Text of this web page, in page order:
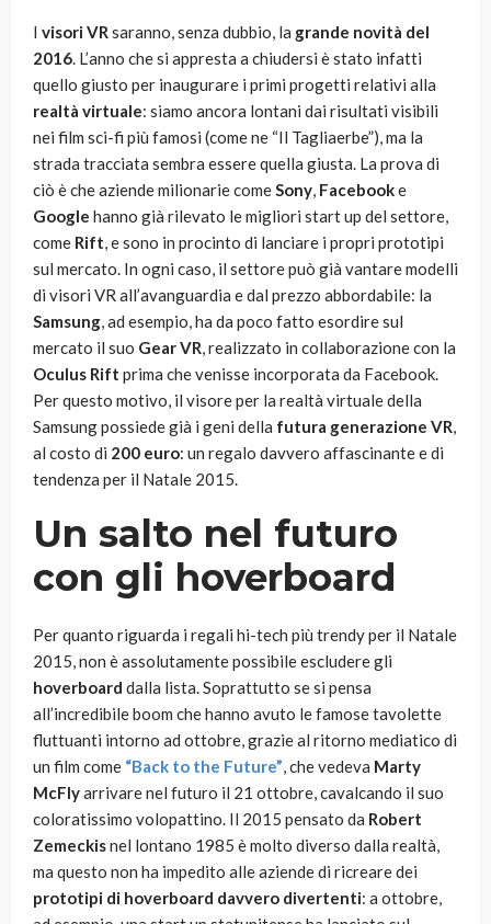
I visori VRsaranno, senza dubbio, la grande novità del
2016. L’anno che si appresta a chiudersi è stato infatti
quello giusto per inaugurare i primi progetti relativi alla
realtà virtuale: siamo ancora lontani dai risultati visibili
nei film sci-fi più famosi (come ne “Il Tagliaerbe”), ma la
strada tracciata sembra essere quella giusta. La prova di
ciò è che aziende milionarie comeSony, Facebooke
Google hanno già rilevato le migliori start up del settore,
come Rift, e sono in procinto di lanciare i propri prototipi
sul mercato. In ogni caso, il settore può già vantare modelli
di visori VR all’avanguardia e dal prezzo abbordabile: la
Samsung, ad esempio, ha da poco fatto esordire sul
mercato il suo Gear VR, realizzato in collaborazione con la
Oculus Rift prima che venisse incorporata da Facebook.
Per questo motivo, il visore per la realtà virtuale della
Samsung possiede già i geni della futura generazione VR,
al costo di 200 euro: un regalo davvero affascinante e di
tendenza per il Natale 2015.
Un salto nel futuro
con gli hoverboard
Per quanto riguarda i regali hi-tech più trendy per il Natale
2015, non è assolutamente possibile escludere gli
hoverboard dalla lista. Soprattutto se si pensa
all’incredibile boom che hanno avuto le famose tavolette
fluttuanti intorno ad ottobre, grazie al ritorno mediatico di
un film come “Back to the Future”, che vedeva Marty
McFlyarrivare nel futuro il 21 ottobre, cavalcando il suo
coloratissimo volopattino. Il 2015 pensato da Robert
Zemeckisnel lontano 1985 è molto diverso dalla realtà,
ma questo non ha impedito alle aziende di ricreare dei
prototipi di hoverboard davvero divertenti: a ottobre,